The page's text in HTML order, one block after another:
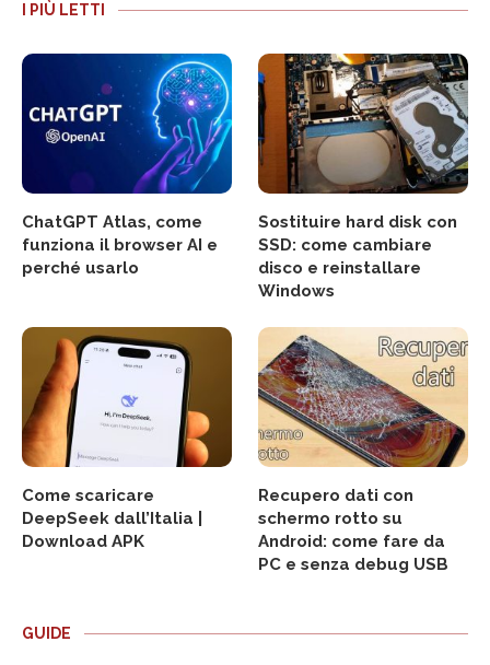
I PIÙ LETTI
ChatGPT Atlas, come
funziona il browser AI e
perché usarlo
Sostituire hard disk con
SSD: come cambiare
disco e reinstallare
Windows
Come scaricare
DeepSeek dall’Italia |
Download APK
Recupero dati con
schermo rotto su
Android: come fare da
PC e senza debug USB
GUIDE